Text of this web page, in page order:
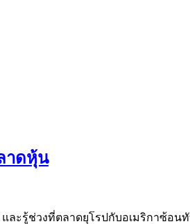
าดหุ้น
และรู้ช่วงที่ตลาดยุโรปกับอเมริกาซ้